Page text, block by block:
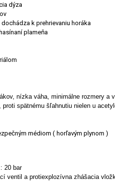
dýza
k prehrievaniu horáka
plameňa
nízka váha, minimálne rozmery a
spätnému šľahnutiu nielen u
médiom ( horľavým plynom )
20 bar
ventil a protiexplozívna zhášacia